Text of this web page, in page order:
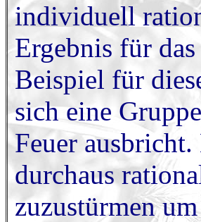
individuell
Ergebnis für
Beispiel für
sich eine
Feuer
durchaus
zuzustürmen